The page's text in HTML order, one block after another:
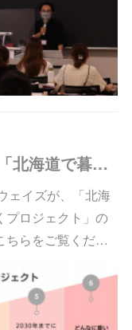
【ニュース】ソルウェイズ：「北海道で暮らす医療的ケア児の未来を拓くプロジェクト」の賛同人募集を開始しました
ェイズが、「北海
プロジェクト」の
ちらをご覧くだ…